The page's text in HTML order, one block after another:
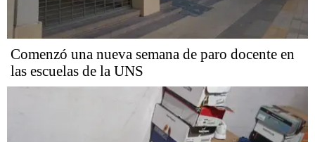
Comenzó una nueva semana de paro docente en
las escuelas de la UNS